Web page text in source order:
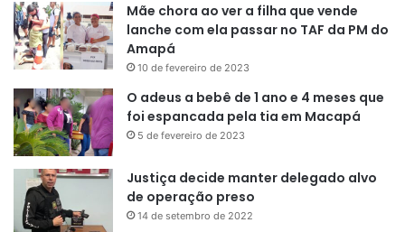
Mãe chora ao ver a filha que vende
lanche com ela passar no TAF da PM do
Amapá
10 de fevereiro de 2023
O adeus a bebê de 1 ano e 4 meses que
foi espancada pela tia em Macapá
5 de fevereiro de 2023
Justiça decide manter delegado alvo
de operação preso
14 de setembro de 2022